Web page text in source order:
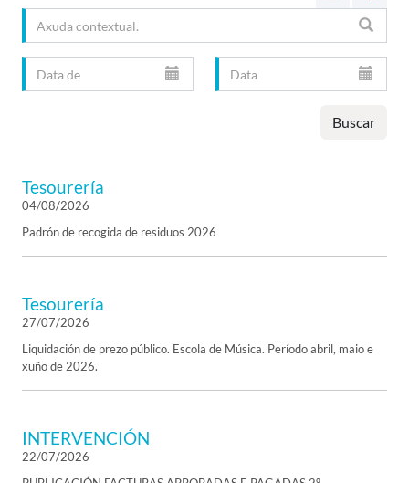
Buscar
Tesourería
04/08/2026
Padrón de recogida de residuos 2026
Tesourería
27/07/2026
Liquidación de prezo público. Escola de Música. Período abril, maio e
xuño de 2026.
INTERVENCIÓN
22/07/2026